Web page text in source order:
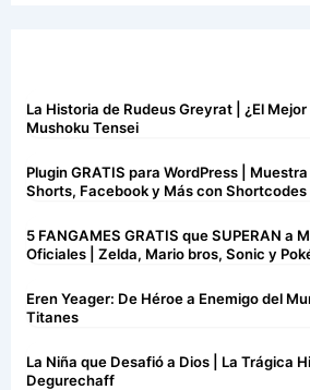
La Historia de Rudeus Greyrat | ¿El Mejor
Mushoku Tensei
Plugin GRATIS para WordPress |
Shorts, Facebook y Más con Shortcodes
5 FANGAMES GRATIS que SUPERAN a
Oficiales | Zelda, Mario bros, Sonic y
Eren Yeager: De Héroe a Enemigo del
Titanes
La Niña que Desafió a Dios | La Trágica
Degurechaff